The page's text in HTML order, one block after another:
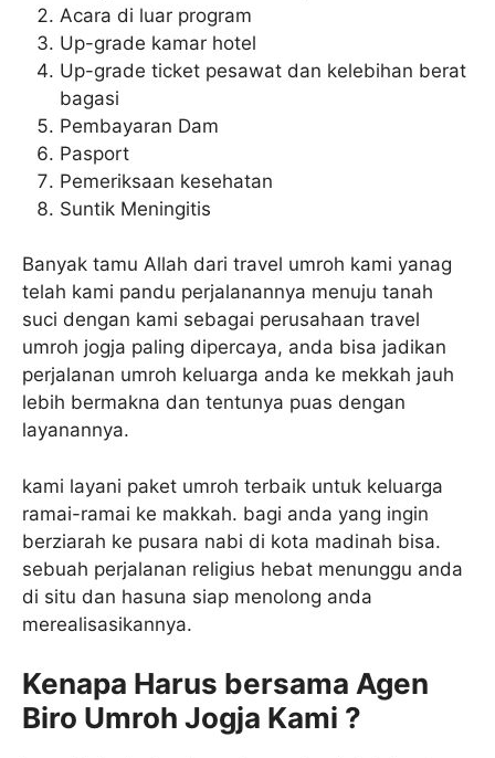
Acara di luar program
Up-grade kamar hotel
Up-grade ticket pesawat dan kelebihan berat
bagasi
Pembayaran Dam
Pasport
Pemeriksaan kesehatan
Suntik Meningitis
Banyak tamu Allah dari travel umroh kami yanag
telah kami pandu perjalanannya menuju tanah
suci dengan kami sebagai perusahaan travel
umroh jogja paling dipercaya, anda bisa jadikan
perjalanan umroh keluarga anda ke mekkah jauh
lebih bermakna dan tentunya puas dengan
layanannya.
kami layani paket umroh terbaik untuk keluarga
ramai-ramai ke makkah. bagi anda yang ingin
berziarah ke pusara nabi di kota madinah bisa.
sebuah perjalanan religius hebat menunggu anda
di situ dan hasuna siap menolong anda
merealisasikannya.
Kenapa Harus bersama Agen
Biro Umroh Jogja Kami ?